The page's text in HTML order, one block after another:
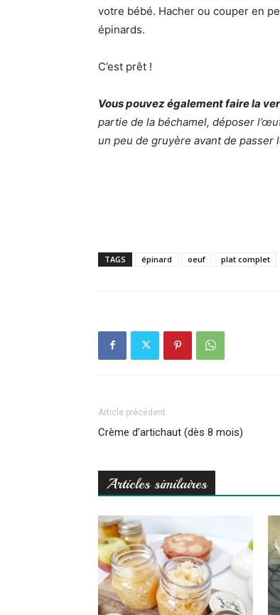
votre bébé. Hacher ou couper en
épinards.
C’est prêt !
Vous pouvez également faire la
partie de la béchamel, déposer
un peu de gruyère avant de
TAGS épinard oeuf plat complet
Article précédent
Crème d’artichaut (dès 8 mois)
Articles similaires